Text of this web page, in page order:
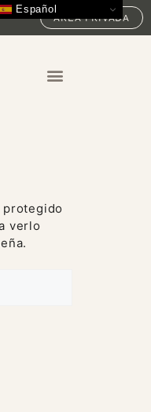
ÁREA PRIVADA
verlo
Español